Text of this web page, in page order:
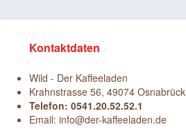
Kontaktdaten
Wild - Der Kaffeeladen
Krahnstrasse 56, 49074 Osnabrück
Telefon: 0541.20.52.52.1
Email: info@der-kaffeeladen.de